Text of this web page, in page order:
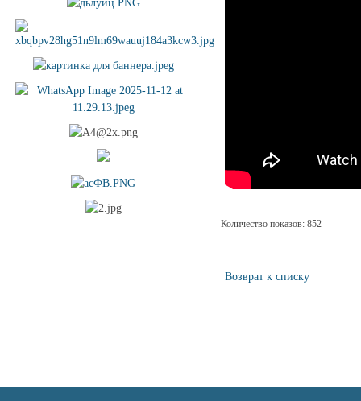
Количество показов: 852
Возврат к списку